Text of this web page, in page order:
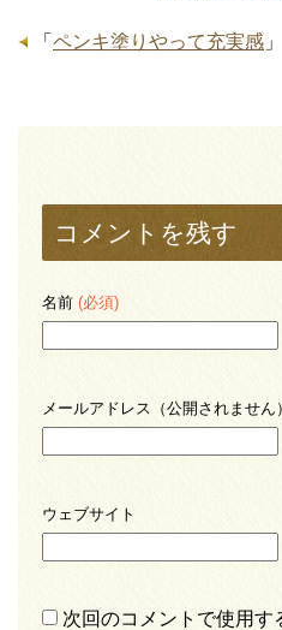
「 ペンキ塗りやって充実感 」
コメントを残す
名前 (必須)
メールアドレス（公開されません
ウェブサイト
次回のコメントで使用